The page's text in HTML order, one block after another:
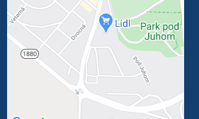
blokovaný Voľbami
súkromia
Prajete si načítať externý
obsah?
Povoliť tentokrát